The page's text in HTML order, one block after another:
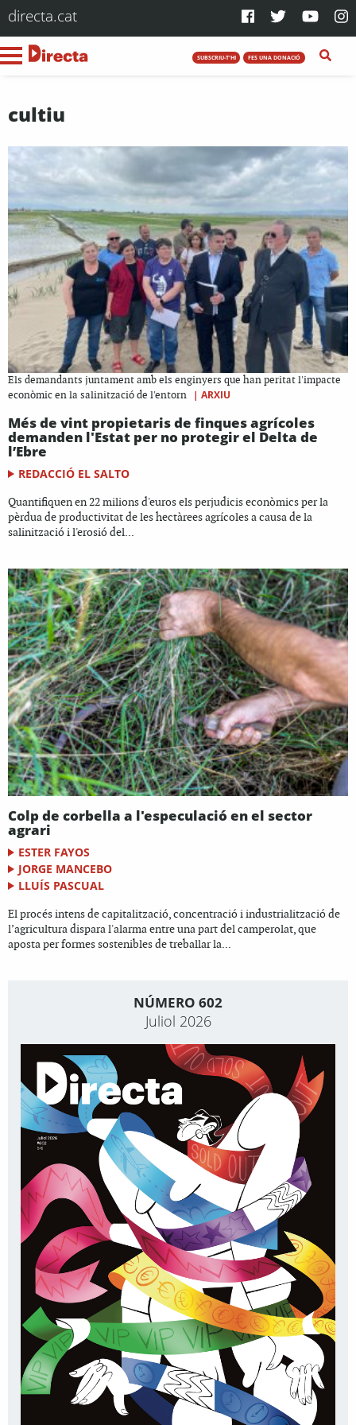
directa.cat
SUBSCRIU-T'HI FES UNA DONACIÓ
cultiu
Els demandants juntament amb els enginyers que han peritat l'impacte
econòmic en la salinització de l'entorn
| ARXIU
Més de vint propietaris de finques agrícoles
demanden l'Estat per no protegir el Delta de
l’Ebre
REDACCIÓ EL SALTO
Quantifiquen en 22 milions d'euros els perjudicis econòmics per la
pèrdua de productivitat de les hectàrees agrícoles a causa de la
salinització i l'erosió del...
Colp de corbella a l'especulació en el sector
agrari
ESTER FAYOS
JORGE MANCEBO
LLUÍS PASCUAL
El procés intens de capitalització, concentració i industrialització de
l’agricultura dispara l'alarma entre una part del camperolat, que
aposta per formes sostenibles de treballar la...
NÚMERO 602
Juliol 2026